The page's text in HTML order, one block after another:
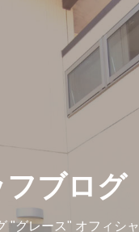
ブログ
"グレース" オフィシ